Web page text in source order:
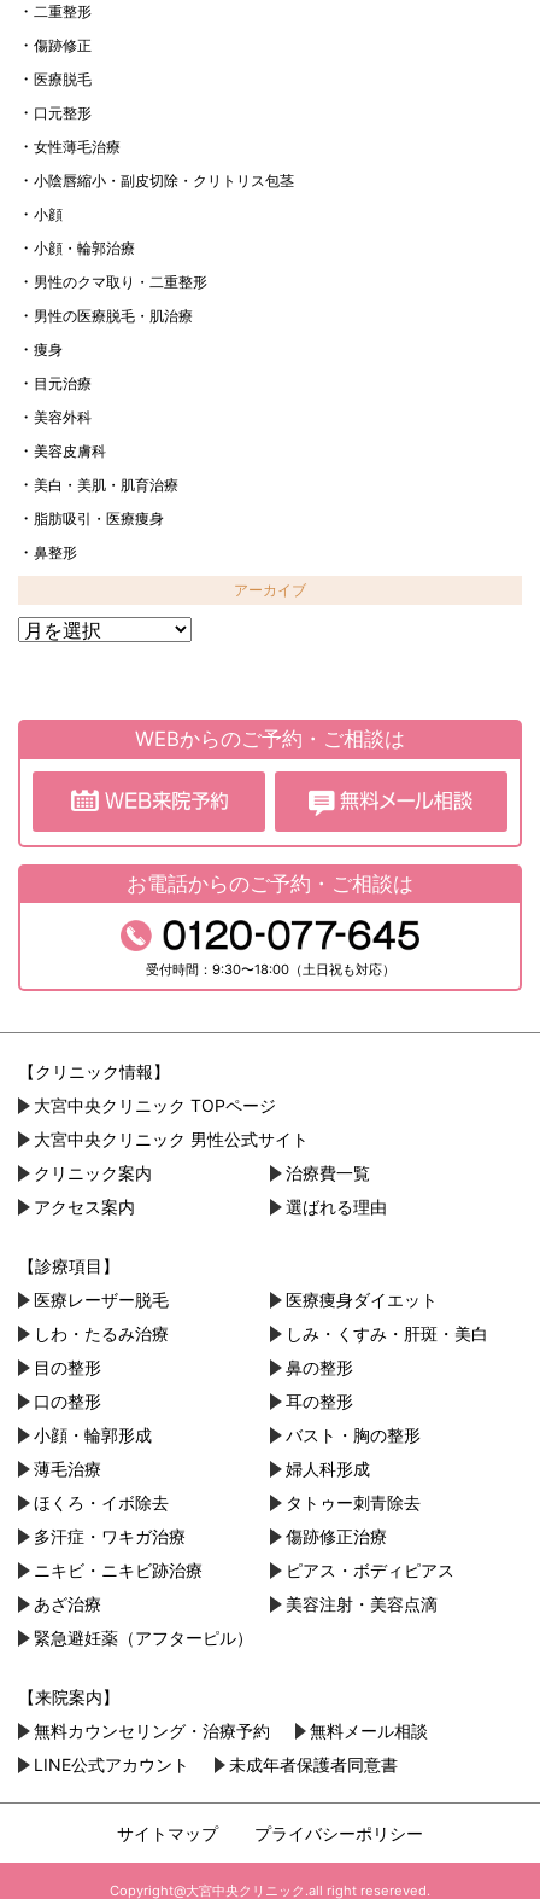
二重整形
傷跡修正
医療脱毛
口元整形
女性薄毛治療
小陰唇縮小・副皮切除・クリトリス包茎
小顔
小顔・輪郭治療
男性のクマ取り・二重整形
男性の医療脱毛・肌治療
痩身
目元治療
美容外科
美容皮膚科
美白・美肌・肌育治療
脂肪吸引・医療痩身
鼻整形
アーカイブ
ア
ー
WEBからのご予約・ご相談は
お電話からのご予約・ご相談は
受付時間：9:30〜18:00（土日祝も対応）
【クリニック情報】
大宮中央クリニック TOPページ
大宮中央クリニック 男性公式サイト
クリニック案内
治療費一覧
アクセス案内
選ばれる理由
【診療項目】
医療レーザー脱毛
医療痩身ダイエット
しわ・たるみ治療
しみ・くすみ・肝斑・美白
目の整形
鼻の整形
口の整形
耳の整形
小顔・︎輪郭形成
バスト・胸の整形
薄毛治療
婦人科形成
ほくろ・イボ除去
タトゥー刺青除去
多汗症・ワキガ治療
傷跡修正治療
ニキビ・ニキビ跡治療
ピアス・ボディピアス
あざ治療
美容注射・美容点滴
緊急避妊薬（アフターピル）
【来院案内】
無料カウンセリング・治療予約
無料メール相談
LINE公式アカウント
未成年者保護者同意書
サイトマップ プライバシーポリシー
Copyright@大宮中央クリニック.all right resereved.